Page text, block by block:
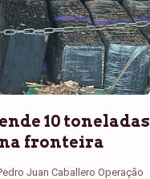
10 toneladas
fronteira
Juan Caballero Operação